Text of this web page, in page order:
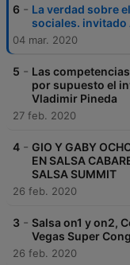
6 - La verdad sobre
sociales. invitado
04 mar. 2020
5 - Las
por supuesto el
Vladimir Pineda
27 feb. 2020
4 - GIO Y GABY
EN SALSA
SALSA SUMMIT
26 feb. 2020
3 - Salsa on1 y on2,
Vegas Super
26 feb. 2020